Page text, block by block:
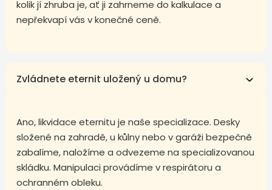
kolik jí zhruba je, ať ji zahrneme do kalkulace a
nepřekvapí vás v konečné ceně.
Zvládnete eternit uložený u domu?
Ano, likvidace eternitu je naše specializace. Desky
složené na zahradě, u kůlny nebo v garáži bezpečně
zabalíme, naložíme a odvezeme na specializovanou
skládku. Manipulaci provádíme v respirátoru a
ochranném obleku.